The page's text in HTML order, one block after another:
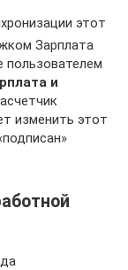
этот
Зарплата
пользователем
и
изменить этот